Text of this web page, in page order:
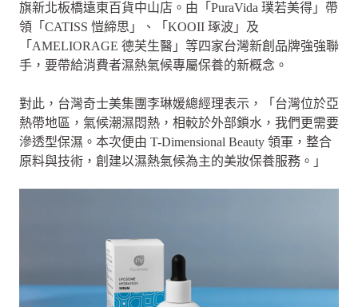
旗新北板橋遠東百貨中山店。由「PuraVida 璞若美得」帶
領「CATISS 愷締思」、「KOOII 琢波」及
「AMELIORAGE 德芙生醫」等四家台灣新創品牌強強聯
手，要帶給消費者濕熱氣候專屬保養的新概念。
對此，台灣奇士美集團李琳媛總經理表示，「台灣位於亞
熱帶地區，氣候潮濕悶熱，相較於外部鎖水，我們更需要
滲透型保濕。本次便由 T-Dimensional Beauty 領軍，整合
原料與技術，創建以濕熱氣候為主的美妝保養服務。」